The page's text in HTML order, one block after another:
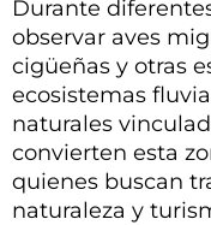
Durante
observar aves
cigüeñas y otras
ecosistemas
naturales
convierten esta
quienes buscan
naturaleza y